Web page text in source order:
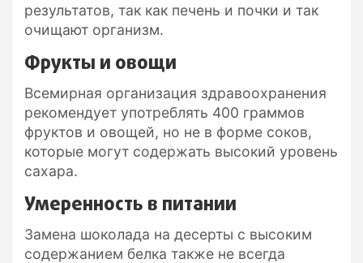
результатов, так как печень и почки и так
очищают организм.
Фрукты и овощи
Всемирная организация здравоохранения
рекомендует употреблять 400 граммов
фруктов и овощей, но не в форме соков,
которые могут содержать высокий уровень
сахара.
Умеренность в питании
Замена шоколада на десерты с высоким
содержанием белка также не всегда